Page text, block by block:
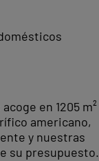
en 1205 m²
americano,
y nuestras
su presupuesto.